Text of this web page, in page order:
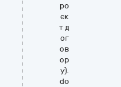
ро
єк
т д
ог
ов
ор
у).
do